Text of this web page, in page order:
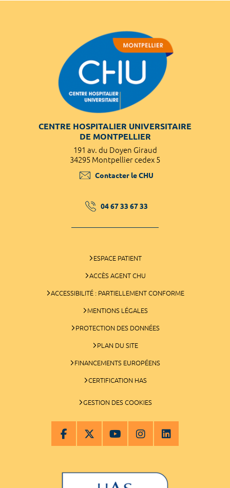
CENTRE HOSPITALIER UNIVERSITAIRE
DE MONTPELLIER
191 av. du Doyen Giraud
34295 Montpellier cedex 5
Contacter le CHU
04 67 33 67 33
ESPACE PATIENT
ACCÈS AGENT CHU
ACCESSIBILITÉ : PARTIELLEMENT CONFORME
MENTIONS LÉGALES
PROTECTION DES DONNÉES
PLAN DU SITE
FINANCEMENTS EUROPÉENS
CERTIFICATION HAS
GESTION DES COOKIES